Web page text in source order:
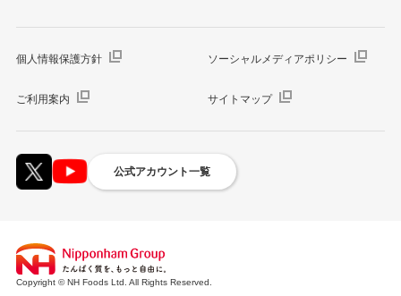
個人情報保護方針 ソーシャルメディアポリシー
ご利用案内 サイトマップ
公式アカウント一覧
Copyright © NH Foods Ltd. All Rights Reserved.